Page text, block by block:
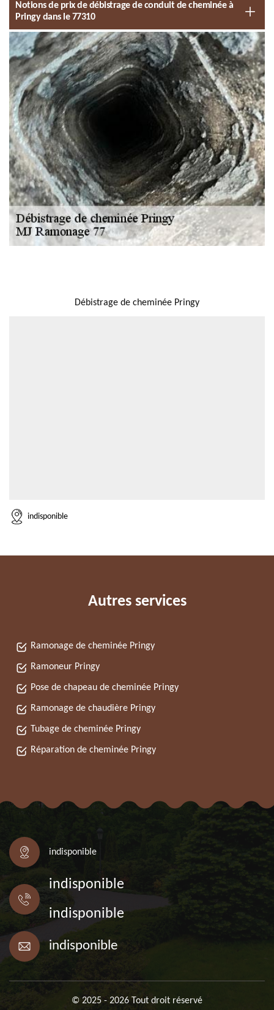
Notions de prix de débistrage de conduit de cheminée à
Pringy dans le 77310
Débistrage de cheminée Pringy
indisponible
Autres services
Ramonage de cheminée Pringy
Ramoneur Pringy
Pose de chapeau de cheminée Pringy
Ramonage de chaudière Pringy
Tubage de cheminée Pringy
Réparation de cheminée Pringy
indisponible
indisponible
indisponible
indisponible
© 2025 - 2026 Tout droit réservé